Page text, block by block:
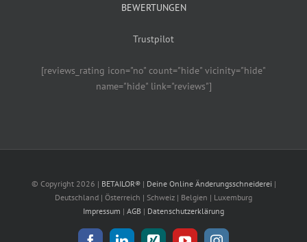
BEWERTUNGEN
Trustpilot
[reviews_rating icon="no" count="hide" vicinity="hide"
name="hide" link="reviews"]
© Copyright 2026 | BETAILOR® | Deine Online Änderungsschneiderei |
Deutschland | Österreich | Schweiz | Belgien | Luxemburg
Impressum | AGB | Datenschutzerklärung